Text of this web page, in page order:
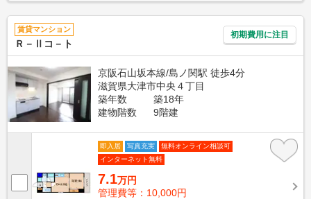
賃貸マンション
Ｒ－Ⅱコ－ト
初期費用に注目
京阪石山坂本線/島ノ関駅 徒歩4分
滋賀県大津市中央４丁目
築年数
築18年
建物階数
9階建
即入居 写真充実
無料オンライン相談可
インターネット無料
7.1万円
管理費等：10,000円